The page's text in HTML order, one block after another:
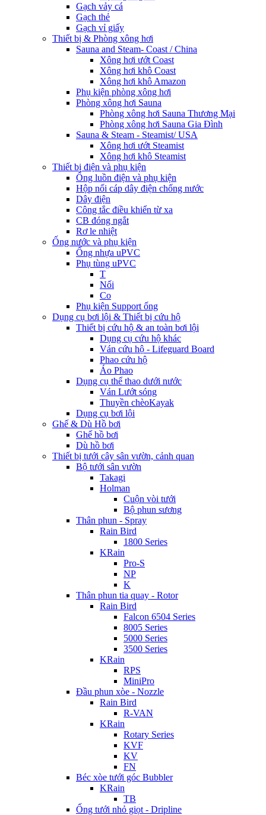
Gạch vảy cá
Gạch thẻ
Gạch vỉ giấy
Thiết bị & Phòng xông hơi
Sauna and Steam- Coast / China
Xông hơi ướt Coast
Xông hơi khô Coast
Xông hơi khô Amazon
Phụ kiện phòng xông hơi
Phòng xông hơi Sauna
Phòng xông hơi Sauna Thương Mại
Phòng xông hơi Sauna Gia Đình
Sauna & Steam - Steamist/ USA
Xông hơi ướt Steamist
Xông hơi khô Steamist
Thiết bị điện và phụ kiện
Ống luồn điện và phụ kiện
Hộp nối cáp dây điện chống nước
Dây điện
Công tắc điều khiển từ xa
CB đóng ngắt
Rơ le nhiệt
Ống nước và phụ kiện
Ống nhựa uPVC
Phụ tùng uPVC
T
Nối
Co
Phụ kiện Support ống
Dụng cụ bơi lội & Thiết bị cứu hộ
Thiết bị cứu hộ & an toàn bơi lội
Dụng cụ cứu hộ khác
Ván cứu hộ - Lifeguard Board
Phao cứu hộ
Áo Phao
Dụng cụ thể thao dưới nước
Ván Lướt sóng
Thuyền chèoKayak
Dụng cụ bơi lội
Ghế & Dù Hồ bơi
Ghế hồ bơi
Dù hồ bơi
Thiết bị tưới cây sân vườn, cảnh quan
Bộ tưới sân vườn
Takagi
Holman
Cuộn vòi tưới
Bộ phun sương
Thân phun - Spray
Rain Bird
1800 Series
KRain
Pro-S
NP
K
Thân phun tia quay - Rotor
Rain Bird
Falcon 6504 Series
8005 Series
5000 Series
3500 Series
KRain
RPS
MiniPro
Đầu phun xòe - Nozzle
Rain Bird
R-VAN
KRain
Rotary Series
KVF
KV
FN
Béc xòe tưới góc Bubbler
KRain
TB
Ống tưới nhỏ giọt - Dripline